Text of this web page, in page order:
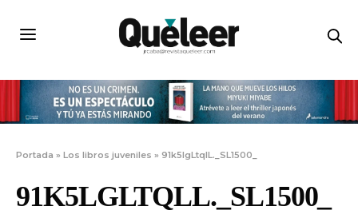
Portada »Los libros juveniles »91k5lgLtqlL._SL1500_
91K5LGLTQLL._SL1500_